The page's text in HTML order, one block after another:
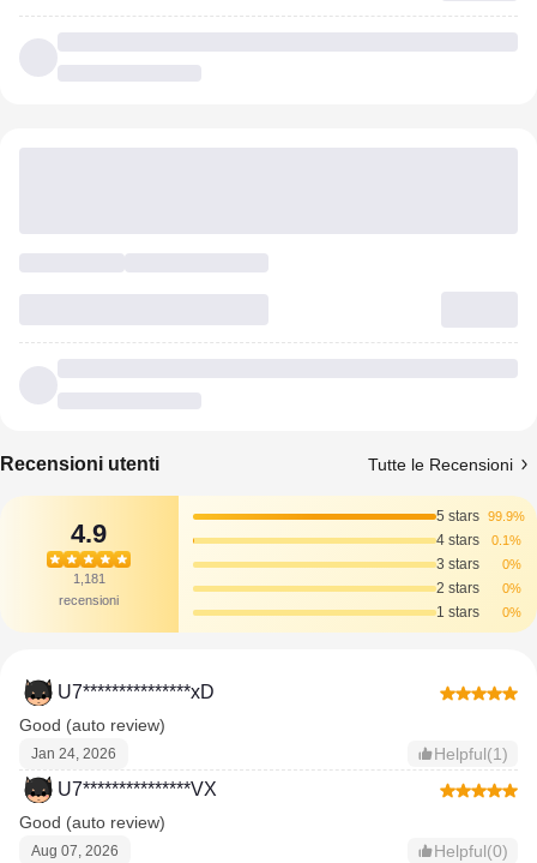
Recensioni utenti Tutte le Recensioni
4.9
1,181
recensioni
5 stars 99.9%
4 stars 0.1%
3 stars 0%
2 stars 0%
1 stars 0%
U7***************xD
Good (auto review)
Jan 24, 2026 Helpful(1)
U7***************VX
Good (auto review)
Aug 07, 2026 Helpful(0)